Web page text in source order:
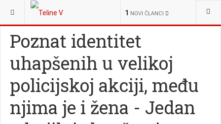
1 NOVI ČLANCI
NALAZITE SE OVDJE: REGIONALNE VIJESTI
Poznat identitet
uhapšenih u velikoj
policijskoj akciji, među
njima je i žena - Jedan